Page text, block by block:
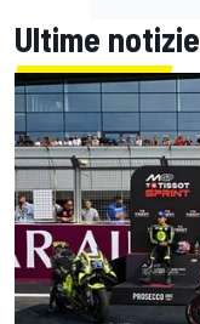
Ultime notizie